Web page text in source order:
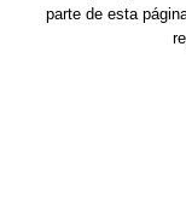
parte de esta